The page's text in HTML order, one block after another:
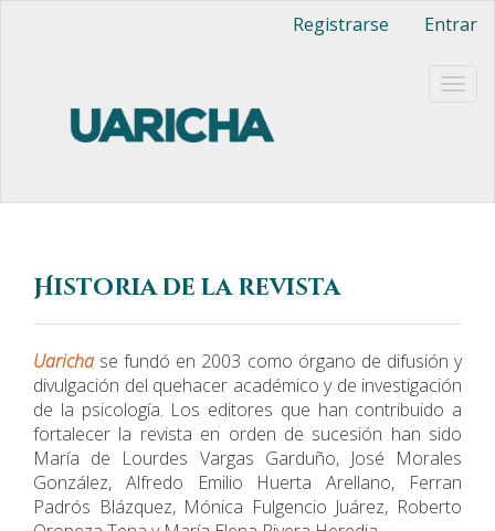
Barra
lateral
Registrarse Entrar
Historia de la revista
Uaricha se fundó en 2003 como órgano de difusión y
divulgación del quehacer académico y de investigación
de la psicología. Los editores que han contribuido a
fortalecer la revista en orden de sucesión han sido
María de Lourdes Vargas Garduño, José Morales
González, Alfredo Emilio Huerta Arellano, Ferran
Padrós Blázquez, Mónica Fulgencio Juárez, Roberto